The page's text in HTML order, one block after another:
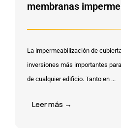
membranas
La impermeabilización de
inversiones más importantes
de cualquier edificio. Tanto en ...
Leer más →